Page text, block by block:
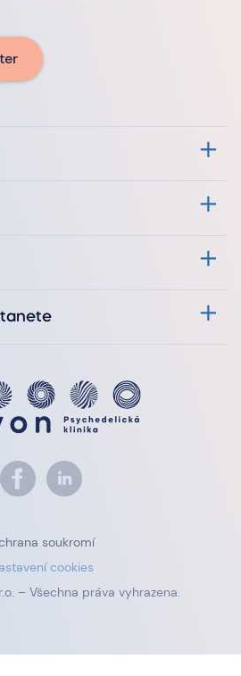
soukromí
cookies
– Všechna práva vyhrazena.